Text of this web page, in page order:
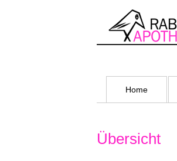
Home
Übersicht